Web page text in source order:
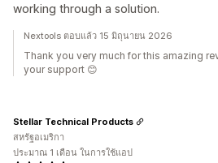
working through a solution.
Nextools ตอบแล้ว 15 มิถุนายน 2026
Thank you very much for this amazing
your support 😊
Stellar Technical Products
สหรัฐอเมริกา
ประมาณ 1 เดือน ในการใช้แอป